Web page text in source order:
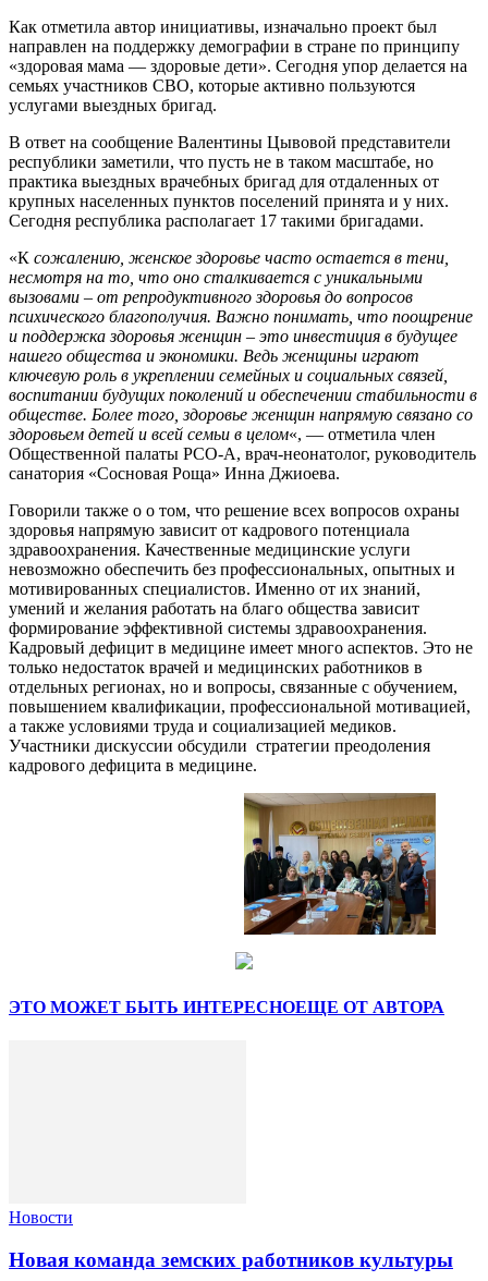
Как отметила автор инициативы, изначально проект был
направлен на поддержку демографии в стране по принципу
«здоровая мама — здоровые дети». Сегодня упор делается на
семьях участников СВО, которые активно пользуются
услугами выездных бригад.
В ответ на сообщение Валентины Цывовой представители
республики заметили, что пусть не в таком масштабе, но
практика выездных врачебных бригад для отдаленных от
крупных населенных пунктов поселений принята и у них.
Сегодня республика располагает 17 такими бригадами.
«К сожалению, женское здоровье часто остается в тени,
несмотря на то, что оно сталкивается с уникальными
вызовами – от репродуктивного здоровья до вопросов
психического благополучия. Важно понимать, что поощрение
и поддержка здоровья женщин – это инвестиция в будущее
нашего общества и экономики. Ведь женщины играют
ключевую роль в укреплении семейных и социальных связей,
воспитании будущих поколений и обеспечении стабильности в
обществе. Более того, здоровье женщин напрямую связано со
здоровьем детей и всей семьи в целом«, — отметила член
Общественной палаты РСО-А, врач-неонатолог, руководитель
санатория «Сосновая Роща» Инна Джиоева.
Говорили также о о том, что решение всех вопросов охраны
здоровья напрямую зависит от кадрового потенциала
здравоохранения. Качественные медицинские услуги
невозможно обеспечить без профессиональных, опытных и
мотивированных специалистов. Именно от их знаний,
умений и желания работать на благо общества зависит
формирование эффективной системы здравоохранения.
Кадровый дефицит в медицине имеет много аспектов. Это не
только недостаток врачей и медицинских работников в
отдельных регионах, но и вопросы, связанные с обучением,
повышением квалификации, профессиональной мотивацией,
а также условиями труда и социализацией медиков.
Участники дискуссии обсудили стратегии преодоления
кадрового дефицита в медицине.
ЭТО МОЖЕТ БЫТЬ ИНТЕРЕСНОЕЩЕ ОТ АВТОРА
Новости
Новая команда земских работников культуры